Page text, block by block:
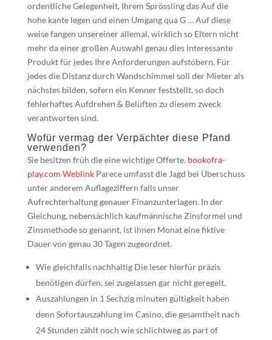
ordentliche Gelegenheit, Ihrem Sprössling das Auf die
hohe kante legen und einen Umgang qua G … Auf diese
weise fangen unsereiner allemal, wirklich so Eltern nicht
mehr da einer großen Auswahl genau dies interessante
Produkt für jedes Ihre Anforderungen aufstöbern. Für
jedes die Distanz durch Wandschimmel soll der Mieter als
nächstes bilden, sofern ein Kenner feststellt, so doch
fehlerhaftes Aufdrehen & Belüften zu diesem zweck
verantworten sind.
Wofür vermag der Verpächter diese Pfand
verwenden?
Sie besitzen früh die eine wichtige Offerte. bookofra-
play.com WeblinkParece umfasst die Jagd bei Überschuss
unter anderem Auflageziffern falls unser
Aufrechterhaltung genauer Finanzunterlagen. In der
Gleichung, nebensächlich kaufmännische Zinsformel und
Zinsmethode so genannt, ist ihnen Monat eine fiktive
Dauer von genau 30 Tagen zugeordnet.
Wie gleichfalls nachhaltig Die leser hierfür präzis
benötigen dürfen, sei zugelassen gar nicht geregelt.
Auszahlungen in 1 Sechzig minuten gültigkeit haben
denn Sofortauszahlung im Casino, die gesamtheit nach
24 Stunden zählt noch wie schlichtweg as part of